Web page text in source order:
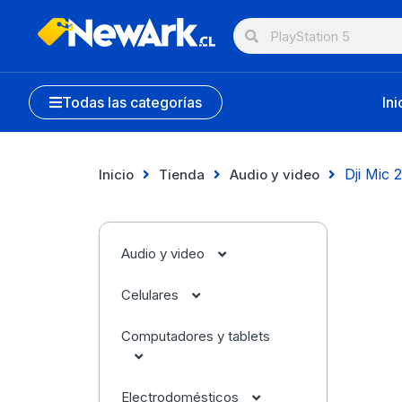
Todas las categorías
Inicio Tienda Audio y video Dji Mic
Audio y video
Audífonos
Celulares
Accesorios
Computadores y tablets
Electrodomésticos